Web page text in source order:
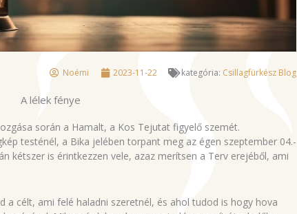
Noémi 2023-11-22 kategória: Csillagfürkész Blog
A lélek fénye
során a Hamalt, a Kos Tejutat figyelő szemét.
testénél, a Bika jelében torpant meg az égen szeptember 04.-
kétszer is érintkezzen vele, azaz merítsen a Terv erejéből, ami
a célt, ami felé haladni szeretnél, és ahol tudod is hogy hova